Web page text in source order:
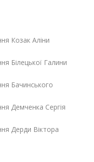
Козак Аліни
Білецької Галини
Бачинського
Демченка Сергія
Дерди Віктора